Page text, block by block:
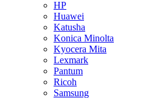
HP
Huawei
Katusha
Konica Minolta
Kyocera Mita
Lexmark
Pantum
Ricoh
Samsung